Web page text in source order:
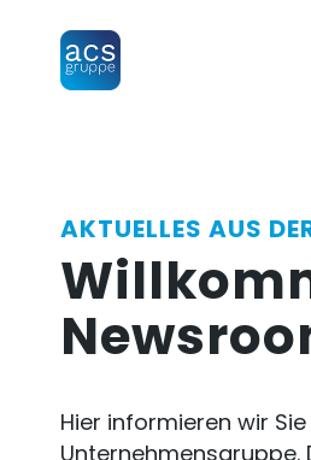
AKTUELLES AUS
Hier informieren wir
Unternehmensgruppe.